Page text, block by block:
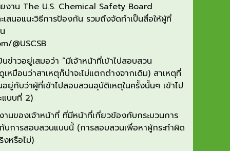
งาน The U.S. Chemical Safety Board
เสนอแนะวิธีการป้องกัน รวมถึงจัดทำเป็นสื่อให้ผู้ที่
@USCSB
ข่าวอยู่เสมอว่า “มีเจ้าหน้าที่เข้าไปสอบสวน
หมือนว่าสาเหตุก็น่าจะไม่แตกต่างจากเดิม) สาเหตุที่
ยู่กับว่าผู้ที่เข้าไปสอบสวนอุบัติเหตุในครั้งนั้นๆ เข้าไป
แบบที่ 2)
านของเจ้าหน้าท ที่มีหน้าที่เกี่ยวข้องกับกระบวนการ
บการสอบสวนแบบนี้ (การสอบสวนเพื่อหาผู้กระทำผิด
งหรือไม่)